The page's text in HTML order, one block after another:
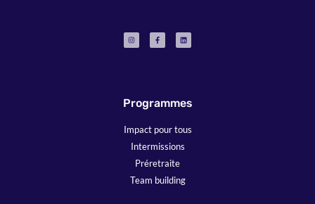
Programmes
Impact pour tous
Intermissions
Préretraite
Team building